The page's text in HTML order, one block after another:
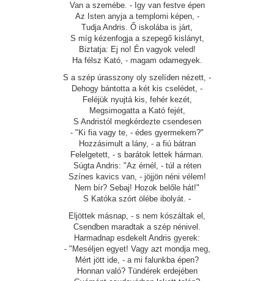
Van a szemébe. - Igy van festve épen
Az Isten anyja a templomi képen, -
Tudja Andris. Ő iskolába is járt,
S míg kézenfogja a szepegő kislányt,
Biztatja: Ej no! Én vagyok veled!
Ha félsz Kató, - magam odamegyek.
S a szép úrasszony oly szelíden nézett, -
Dehogy bántotta a két kis cselédet, -
Feléjük nyujtá kis, fehér kezét,
Megsimogatta a Kató fejét,
S Andristól megkérdezte csendesen
- "Ki fia vagy te, - édes gyermekem?"
Hozzásimult a lány, - a fiú bátran
Felelgetett, - s barátok lettek hárman.
Súgta Andris: "Az érnél, - túl a réten
Színes kavics van, - jöjjön néni vélem!
Nem bír? Sebaj! Hozok belőle hát!"
S Katóka szórt ölébe ibolyát. -
Eljöttek másnap, - s nem kószáltak el,
Csendben maradtak a szép nénivel.
Harmadnap esdekelt Andris gyerek:
- "Meséljen egyet! Vagy azt mondja meg,
Mért jött ide, - a mi falunkba épen?
Honnan való? Tündérek erdejében